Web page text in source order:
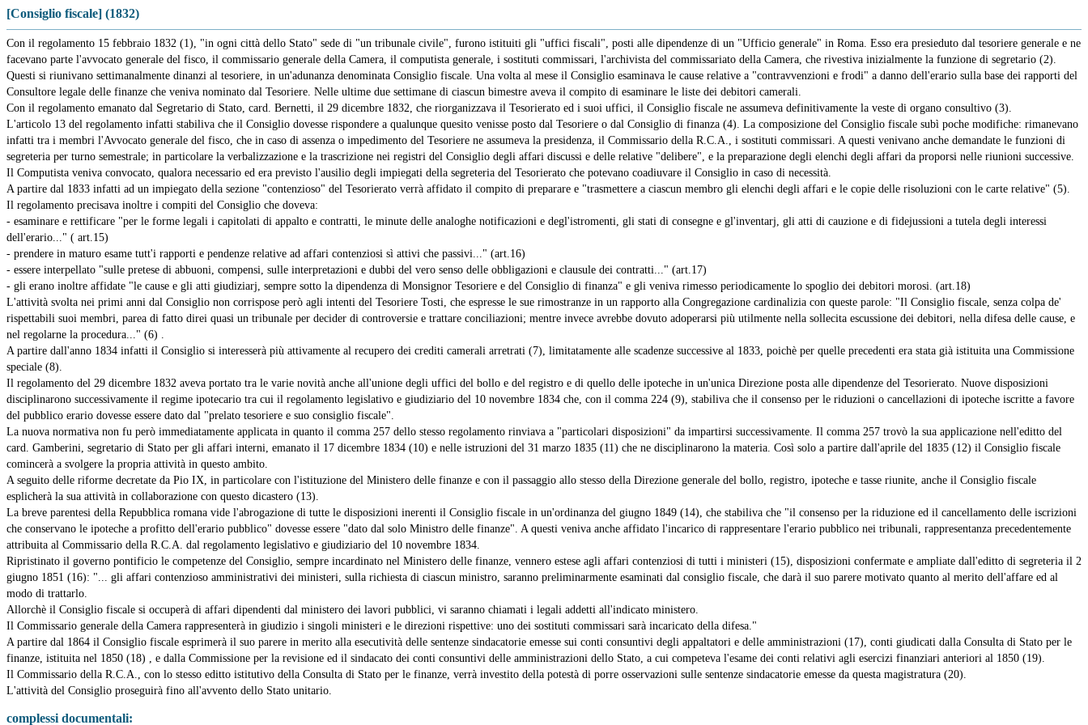
[Consiglio fiscale] (1832)
Con il regolamento 15 febbraio 1832 (1), "in ogni città dello Stato" sede di "un tribunale civile", furono istituiti gli "uffici fiscali", posti alle dipendenze di un "Ufficio generale" in Roma. Esso era presieduto dal tesoriere generale e ne
facevano parte l'avvocato generale del fisco, il commissario generale della Camera, il computista generale, i sostituti commissari, l'archivista del commissariato della Camera, che rivestiva inizialmente la funzione di segretario (2).
Questi si riunivano settimanalmente dinanzi al tesoriere, in un'adunanza denominata Consiglio fiscale. Una volta al mese il Consiglio esaminava le cause relative a "contravvenzioni e frodi" a danno dell'erario sulla base dei rapporti del
Consultore legale delle finanze che veniva nominato dal Tesoriere. Nelle ultime due settimane di ciascun bimestre aveva il compito di esaminare le liste dei debitori camerali.
Con il regolamento emanato dal Segretario di Stato, card. Bernetti, il 29 dicembre 1832, che riorganizzava il Tesorierato ed i suoi uffici, il Consiglio fiscale ne assumeva definitivamente la veste di organo consultivo (3).
L'articolo 13 del regolamento infatti stabiliva che il Consiglio dovesse rispondere a qualunque quesito venisse posto dal Tesoriere o dal Consiglio di finanza (4). La composizione del Consiglio fiscale subì poche modifiche: rimanevano
infatti tra i membri l'Avvocato generale del fisco, che in caso di assenza o impedimento del Tesoriere ne assumeva la presidenza, il Commissario della R.C.A., i sostituti commissari. A questi venivano anche demandate le funzioni di
segreteria per turno semestrale; in particolare la verbalizzazione e la trascrizione nei registri del Consiglio degli affari discussi e delle relative "delibere", e la preparazione degli elenchi degli affari da proporsi nelle riunioni successive.
Il Computista veniva convocato, qualora necessario ed era previsto l'ausilio degli impiegati della segreteria del Tesorierato che potevano coadiuvare il Consiglio in caso di necessità.
A partire dal 1833 infatti ad un impiegato della sezione "contenzioso" del Tesorierato verrà affidato il compito di preparare e "trasmettere a ciascun membro gli elenchi degli affari e le copie delle risoluzioni con le carte relative" (5).
Il regolamento precisava inoltre i compiti del Consiglio che doveva:
- esaminare e rettificare "per le forme legali i capitolati di appalto e contratti, le minute delle analoghe notificazioni e degl'istromenti, gli stati di consegne e gl'inventarj, gli atti di cauzione e di fidejussioni a tutela degli interessi
dell'erario..." ( art.15)
- prendere in maturo esame tutt'i rapporti e pendenze relative ad affari contenziosi sì attivi che passivi..." (art.16)
- essere interpellato "sulle pretese di abbuoni, compensi, sulle interpretazioni e dubbi del vero senso delle obbligazioni e clausule dei contratti..." (art.17)
- gli erano inoltre affidate "le cause e gli atti giudiziarj, sempre sotto la dipendenza di Monsignor Tesoriere e del Consiglio di finanza" e gli veniva rimesso periodicamente lo spoglio dei debitori morosi. (art.18)
L'attività svolta nei primi anni dal Consiglio non corrispose però agli intenti del Tesoriere Tosti, che espresse le sue rimostranze in un rapporto alla Congregazione cardinalizia con queste parole: "Il Consiglio fiscale, senza colpa de'
rispettabili suoi membri, parea di fatto direi quasi un tribunale per decider di controversie e trattare conciliazioni; mentre invece avrebbe dovuto adoperarsi più utilmente nella sollecita escussione dei debitori, nella difesa delle cause, e
nel regolarne la procedura..." (6) .
A partire dall'anno 1834 infatti il Consiglio si interesserà più attivamente al recupero dei crediti camerali arretrati (7), limitatamente alle scadenze successive al 1833, poichè per quelle precedenti era stata già istituita una Commissione
speciale (8).
Il regolamento del 29 dicembre 1832 aveva portato tra le varie novità anche all'unione degli uffici del bollo e del registro e di quello delle ipoteche in un'unica Direzione posta alle dipendenze del Tesorierato. Nuove disposizioni
disciplinarono successivamente il regime ipotecario tra cui il regolamento legislativo e giudiziario del 10 novembre 1834 che, con il comma 224 (9), stabiliva che il consenso per le riduzioni o cancellazioni di ipoteche iscritte a favore
del pubblico erario dovesse essere dato dal "prelato tesoriere e suo consiglio fiscale".
La nuova normativa non fu però immediatamente applicata in quanto il comma 257 dello stesso regolamento rinviava a "particolari disposizioni" da impartirsi successivamente. Il comma 257 trovò la sua applicazione nell'editto del
card. Gamberini, segretario di Stato per gli affari interni, emanato il 17 dicembre 1834 (10) e nelle istruzioni del 31 marzo 1835 (11) che ne disciplinarono la materia. Così solo a partire dall'aprile del 1835 (12) il Consiglio fiscale
comincerà a svolgere la propria attività in questo ambito.
A seguito delle riforme decretate da Pio IX, in particolare con l'istituzione del Ministero delle finanze e con il passaggio allo stesso della Direzione generale del bollo, registro, ipoteche e tasse riunite, anche il Consiglio fiscale
esplicherà la sua attività in collaborazione con questo dicastero (13).
La breve parentesi della Repubblica romana vide l'abrogazione di tutte le disposizioni inerenti il Consiglio fiscale in un'ordinanza del giugno 1849 (14), che stabiliva che "il consenso per la riduzione ed il cancellamento delle iscrizioni
che conservano le ipoteche a profitto dell'erario pubblico" dovesse essere "dato dal solo Ministro delle finanze". A questi veniva anche affidato l'incarico di rappresentare l'erario pubblico nei tribunali, rappresentanza precedentemente
attribuita al Commissario della R.C.A. dal regolamento legislativo e giudiziario del 10 novembre 1834.
Ripristinato il governo pontificio le competenze del Consiglio, sempre incardinato nel Ministero delle finanze, vennero estese agli affari contenziosi di tutti i ministeri (15), disposizioni confermate e ampliate dall'editto di segreteria il 2
giugno 1851 (16): "... gli affari contenzioso amministrativi dei ministeri, sulla richiesta di ciascun ministro, saranno preliminarmente esaminati dal consiglio fiscale, che darà il suo parere motivato quanto al merito dell'affare ed al
modo di trattarlo.
Allorchè il Consiglio fiscale si occuperà di affari dipendenti dal ministero dei lavori pubblici, vi saranno chiamati i legali addetti all'indicato ministero.
Il Commissario generale della Camera rappresenterà in giudizio i singoli ministeri e le direzioni rispettive: uno dei sostituti commissari sarà incaricato della difesa."
A partire dal 1864 il Consiglio fiscale esprimerà il suo parere in merito alla esecutività delle sentenze sindacatorie emesse sui conti consuntivi degli appaltatori e delle amministrazioni (17), conti giudicati dalla Consulta di Stato per le
finanze, istituita nel 1850 (18) , e dalla Commissione per la revisione ed il sindacato dei conti consuntivi delle amministrazioni dello Stato, a cui competeva l'esame dei conti relativi agli esercizi finanziari anteriori al 1850 (19).
Il Commissario della R.C.A., con lo stesso editto istitutivo della Consulta di Stato per le finanze, verrà investito della potestà di porre osservazioni sulle sentenze sindacatorie emesse da questa magistratura (20).
L'attività del Consiglio proseguirà fino all'avvento dello Stato unitario.
complessi documentali: